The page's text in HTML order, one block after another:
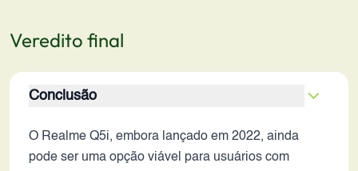
Veredito final
Conclusão
O Realme Q5i, embora lançado em 2022, ainda
pode ser uma opção viável para usuários com